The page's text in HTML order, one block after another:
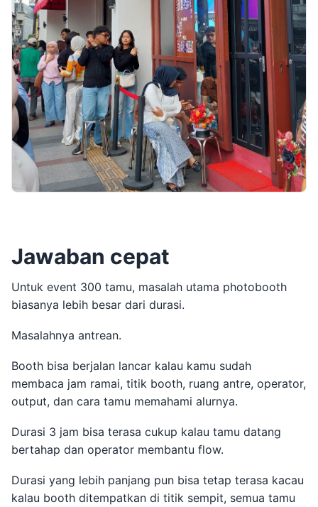
Jawaban cepat
Untuk event 300 tamu, masalah utama photobooth
biasanya lebih besar dari durasi.
Masalahnya antrean.
Booth bisa berjalan lancar kalau kamu sudah
membaca jam ramai, titik booth, ruang antre, operator,
output, dan cara tamu memahami alurnya.
Durasi 3 jam bisa terasa cukup kalau tamu datang
bertahap dan operator membantu flow.
Durasi yang lebih panjang pun bisa tetap terasa kacau
kalau booth ditempatkan di titik sempit, semua tamu